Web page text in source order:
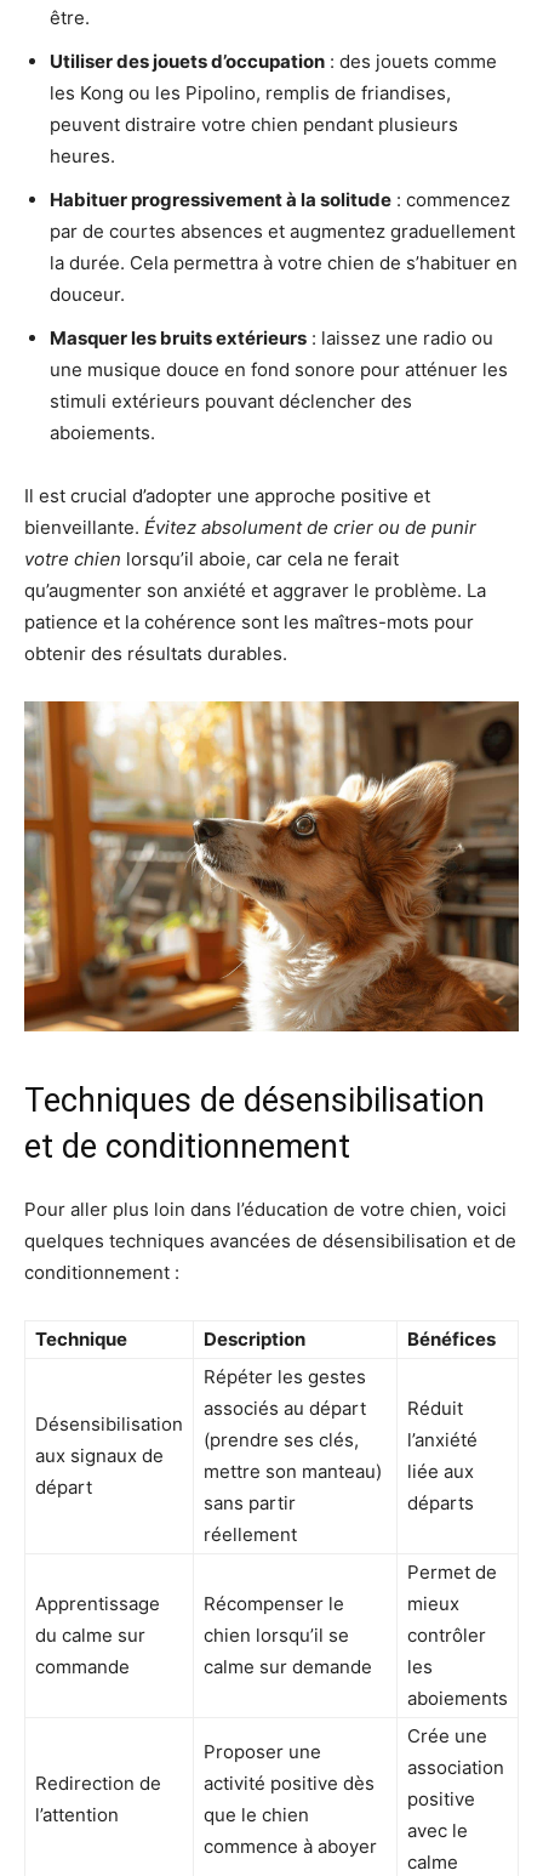
être.
Utiliser des jouets d’occupation : des jouets comme
les Kong ou les Pipolino, remplis de friandises,
peuvent distraire votre chien pendant plusieurs
heures.
Habituer progressivement à la solitude : commencez
par de courtes absences et augmentez graduellement
la durée. Cela permettra à votre chien de s’habituer en
douceur.
Masquer les bruits extérieurs : laissez une radio ou
une musique douce en fond sonore pour atténuer les
stimuli extérieurs pouvant déclencher des
aboiements.
Il est crucial d’adopter une approche positive et
bienveillante. Évitez absolument de crier ou de punir
votre chien lorsqu’il aboie, car cela ne ferait
qu’augmenter son anxiété et aggraver le problème. La
patience et la cohérence sont les maîtres-mots pour
obtenir des résultats durables.
Techniques de désensibilisation
et de conditionnement
Pour aller plus loin dans l’éducation de votre chien, voici
quelques techniques avancées de désensibilisation et de
conditionnement :
Technique Description Bénéfices
Désensibilisation
aux signaux de
départ
Répéter les gestes
associés au départ
(prendre ses clés,
mettre son manteau)
sans partir
réellement
Réduit
l’anxiété
liée aux
départs
Apprentissage
du calme sur
commande
Récompenser le
chien lorsqu’il se
calme sur demande
Permet de
mieux
contrôler
les
aboiements
Redirection de
l’attention
Proposer une
activité positive dès
que le chien
commence à aboyer
Crée une
association
positive
avec le
calme